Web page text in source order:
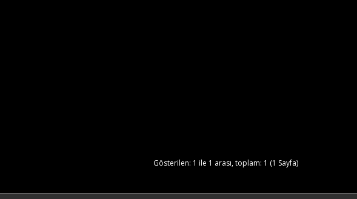
Gösterilen: 1 ile 1 arası, toplam: 1 (1 Sayfa)